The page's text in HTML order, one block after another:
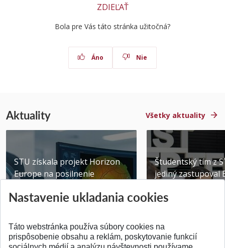
ZDIEĽAŤ
Bola pre Vás táto stránka užitočná?
Áno Nie
Aktuality Všetky aktuality
STU získala projekt Horizon
Europe na posilnenie
Publikované 31.07.2026
Študentský tím z
jediný zastupoval
Publikované
Nastavenie ukladania cookies
Táto webstránka používa súbory cookies na
prispôsobenie obsahu a reklám, poskytovanie funkcií